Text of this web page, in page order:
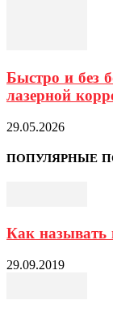
Быстро и без
лазерной
29.05.2026
ПОПУЛЯРНЫЕ
Как
29.09.2019